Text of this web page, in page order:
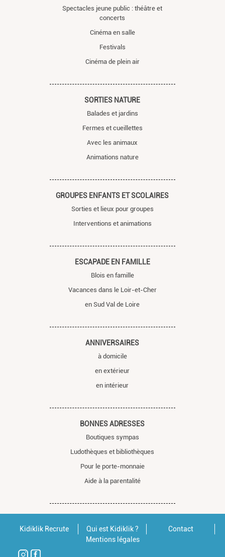
Spectacles jeune public : théâtre et
concerts
Cinéma en salle
Festivals
Cinéma de plein air
SORTIES NATURE
Balades et jardins
Fermes et cueillettes
Avec les animaux
Animations nature
GROUPES ENFANTS ET SCOLAIRES
Sorties et lieux pour groupes
Interventions et animations
ESCAPADE EN FAMILLE
Blois en famille
Vacances dans le Loir-et-Cher
en Sud Val de Loire
ANNIVERSAIRES
à domicile
en extérieur
en intérieur
BONNES ADRESSES
Boutiques sympas
Ludothèques et bibliothèques
Pour le porte-monnaie
Aide à la parentalité
Kidiklik Recrute Qui est Kidiklik ?
Contact
Mentions légales